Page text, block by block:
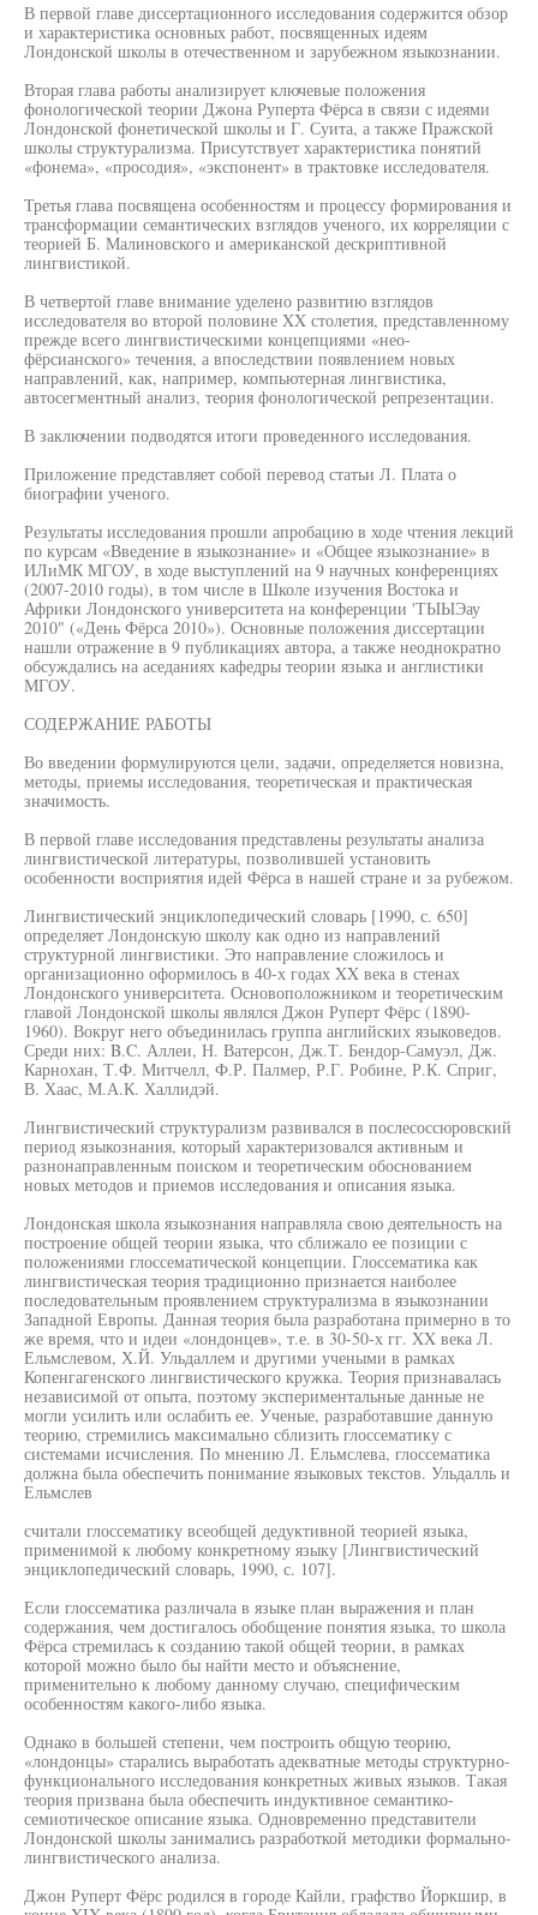
В первой главе диссертационного исследования содержится обзор
и характеристика основных работ, посвященных идеям
Лондонской школы в отечественном и зарубежном языкознании.
Вторая глава работы анализирует ключевые положения
фонологической теории Джона Руперта Фёрса в связи с идеями
Лондонской фонетической школы и Г. Суита, а также Пражской
школы структурализма. Присутствует характеристика понятий
«фонема», «просодия», «экспонент» в трактовке исследователя.
Третья глава посвящена особенностям и процессу формирования и
трансформации семантических взглядов ученого, их корреляции с
теорией Б. Малиновского и американской дескриптивной
лингвистикой.
В четвертой главе внимание уделено развитию взглядов
исследователя во второй половине XX столетия, представленному
прежде всего лингвистическими концепциями «нео-
фёрсианского» течения, а впоследствии появлением новых
направлений, как, например, компьютерная лингвистика,
автосегментный анализ, теория фонологической репрезентации.
В заключении подводятся итоги проведенного исследования.
Приложение представляет собой перевод статьи Л. Плата о
биографии ученого.
Результаты исследования прошли апробацию в ходе чтения лекций
по курсам «Введение в языкознание» и «Общее языкознание» в
ИЛиМК МГОУ, в ходе выступлений на 9 научных конференциях
(2007-2010 годы), в том числе в Школе изучения Востока и
Африки Лондонского университета на конференции 'ТЫЫЭау
2010" («День Фёрса 2010»). Основные положения диссертации
нашли отражение в 9 публикациях автора, а также неоднократно
обсуждались на аседаниях кафедры теории языка и англистики
МГОУ.
СОДЕРЖАНИЕ РАБОТЫ
Во введении формулируются цели, задачи, определяется новизна,
методы, приемы исследования, теоретическая и практическая
значимость.
В первой главе исследования представлены результаты анализа
лингвистической литературы, позволившей установить
особенности восприятия идей Фёрса в нашей стране и за рубежом.
Лингвистический энциклопедический словарь [1990, с. 650]
определяет Лондонскую школу как одно из направлений
структурной лингвистики. Это направление сложилось и
организационно оформилось в 40-х годах XX века в стенах
Лондонского университета. Основоположником и теоретическим
главой Лондонской школы являлся Джон Руперт Фёрс (1890-
1960). Вокруг него объединилась группа английских языковедов.
Среди них: B.C. Аллеи, Н. Ватерсон, Дж.Т. Бендор-Самуэл, Дж.
Карнохан, Т.Ф. Митчелл, Ф.Р. Палмер, Р.Г. Робине, Р.К. Сприг,
В. Хаас, М.А.К. Халлидэй.
Лингвистический структурализм развивался в послесоссюровский
период языкознания, который характеризовался активным и
разнонаправленным поиском и теоретическим обоснованием
новых методов и приемов исследования и описания языка.
Лондонская школа языкознания направляла свою деятельность на
построение общей теории языка, что сближало ее позиции с
положениями глоссематической концепции. Глоссематика как
лингвистическая теория традиционно признается наиболее
последовательным проявлением структурализма в языкознании
Западной Европы. Данная теория была разработана примерно в то
же время, что и идеи «лондонцев», т.е. в 30-50-х гг. XX века Л.
Ельмслевом, Х.Й. Ульдаллем и другими учеными в рамках
Копенгагенского лингвистического кружка. Теория признавалась
независимой от опыта, поэтому экспериментальные данные не
могли усилить или ослабить ее. Ученые, разработавшие данную
теорию, стремились максимально сблизить глоссематику с
системами исчисления. По мнению Л. Ельмслева, глоссематика
должна была обеспечить понимание языковых текстов. Ульдалль и
Ельмслев
считали глоссематику всеобщей дедуктивной теорией языка,
применимой к любому конкретному языку [Лингвистический
энциклопедический словарь, 1990, с. 107].
Если глоссематика различала в языке план выражения и план
содержания, чем достигалось обобщение понятия языка, то школа
Фёрса стремилась к созданию такой общей теории, в рамках
которой можно было бы найти место и объяснение,
применительно к любому данному случаю, специфическим
особенностям какого-либо языка.
Однако в большей степени, чем построить общую теорию,
«лондонцы» старались выработать адекватные методы структурно-
функционального исследования конкретных живых языков. Такая
теория призвана была обеспечить индуктивное семантико-
семиотическое описание языка. Одновременно представители
Лондонской школы занимались разработкой методики формально-
лингвистического анализа.
Джон Руперт Фёрс родился в городе Кайли, графство Йоркшир, в